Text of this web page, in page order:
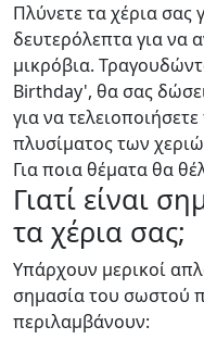
Πλύνετε τα χέρια σας
δευτερόλεπτα για να
μικρόβια.
Birthday', θα σας
για να
πλυσίματος των
Για ποια θέματα θα
Γιατί είναι
τα χέρια σας;
Υπάρχουν μερικοί
σημασία του σωστού
περιλαμβάνουν: